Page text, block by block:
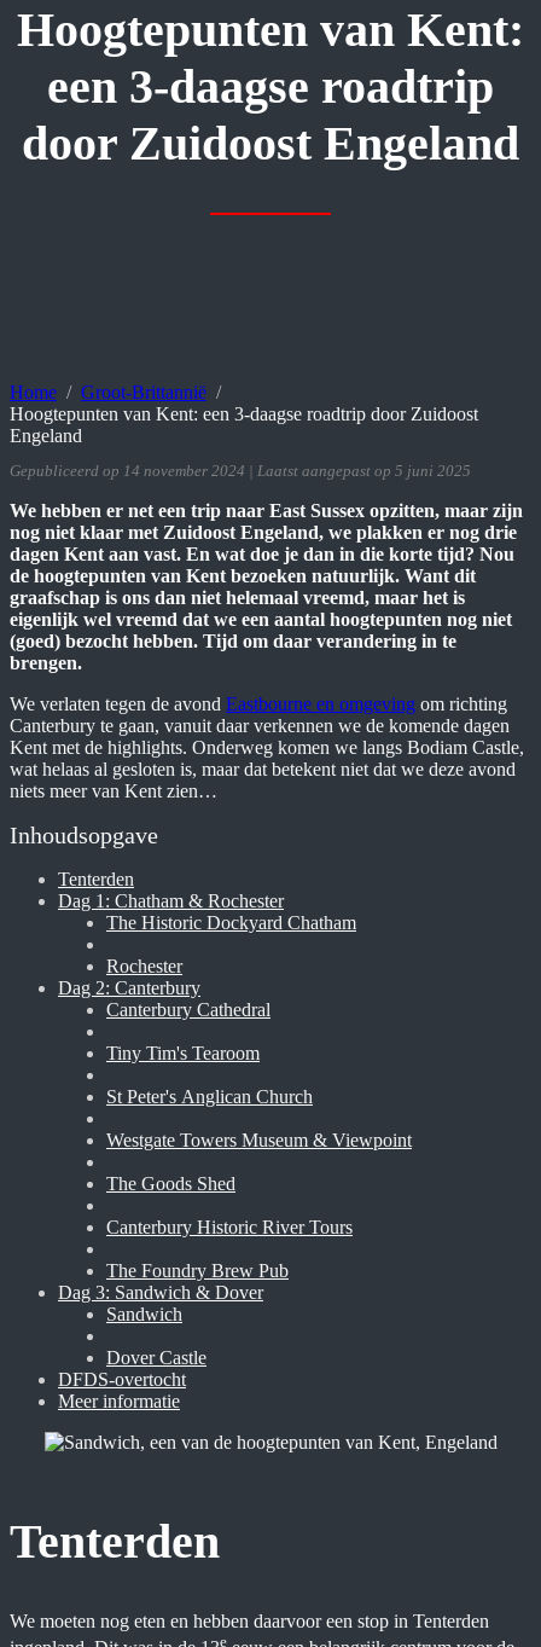
Hoogtepunten van Kent:
een 3-daagse roadtrip
door Zuidoost Engeland
Home
Groot-Brittannië
Hoogtepunten van Kent: een 3-daagse roadtrip door Zuidoost
Engeland
Gepubliceerd op 14 november 2024 | Laatst aangepast op 5 juni 2025
We hebben er net een trip naar East Sussex opzitten, maar zijn
nog niet klaar met Zuidoost Engeland, we plakken er nog drie
dagen Kent aan vast. En wat doe je dan in die korte tijd? Nou
de hoogtepunten van Kent bezoeken natuurlijk. Want dit
graafschap is ons dan niet helemaal vreemd, maar het is
eigenlijk wel vreemd dat we een aantal hoogtepunten nog niet
(goed) bezocht hebben. Tijd om daar verandering in te
brengen.
We verlaten tegen de avond Eastbourne en omgeving om richting
Canterbury te gaan, vanuit daar verkennen we de komende dagen
Kent met de highlights. Onderweg komen we langs Bodiam Castle,
wat helaas al gesloten is, maar dat betekent niet dat we deze avond
niets meer van Kent zien…
Inhoudsopgave
Tenterden
Dag 1: Chatham & Rochester
The Historic Dockyard Chatham
Rochester
Dag 2: Canterbury
Canterbury Cathedral
Tiny Tim's Tearoom
St Peter's Anglican Church
Westgate Towers Museum & Viewpoint
The Goods Shed
Canterbury Historic River Tours
The Foundry Brew Pub
Dag 3: Sandwich & Dover
Sandwich
Dover Castle
DFDS-overtocht
Meer informatie
Tenterden
We moeten nog eten en hebben daarvoor een stop in Tenterden
e